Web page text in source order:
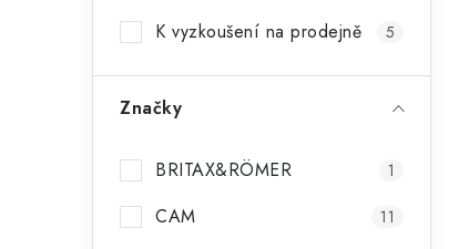
K vyzkoušení na prodejně 5
Značky
BRITAX&RÖMER 1
CAM 11